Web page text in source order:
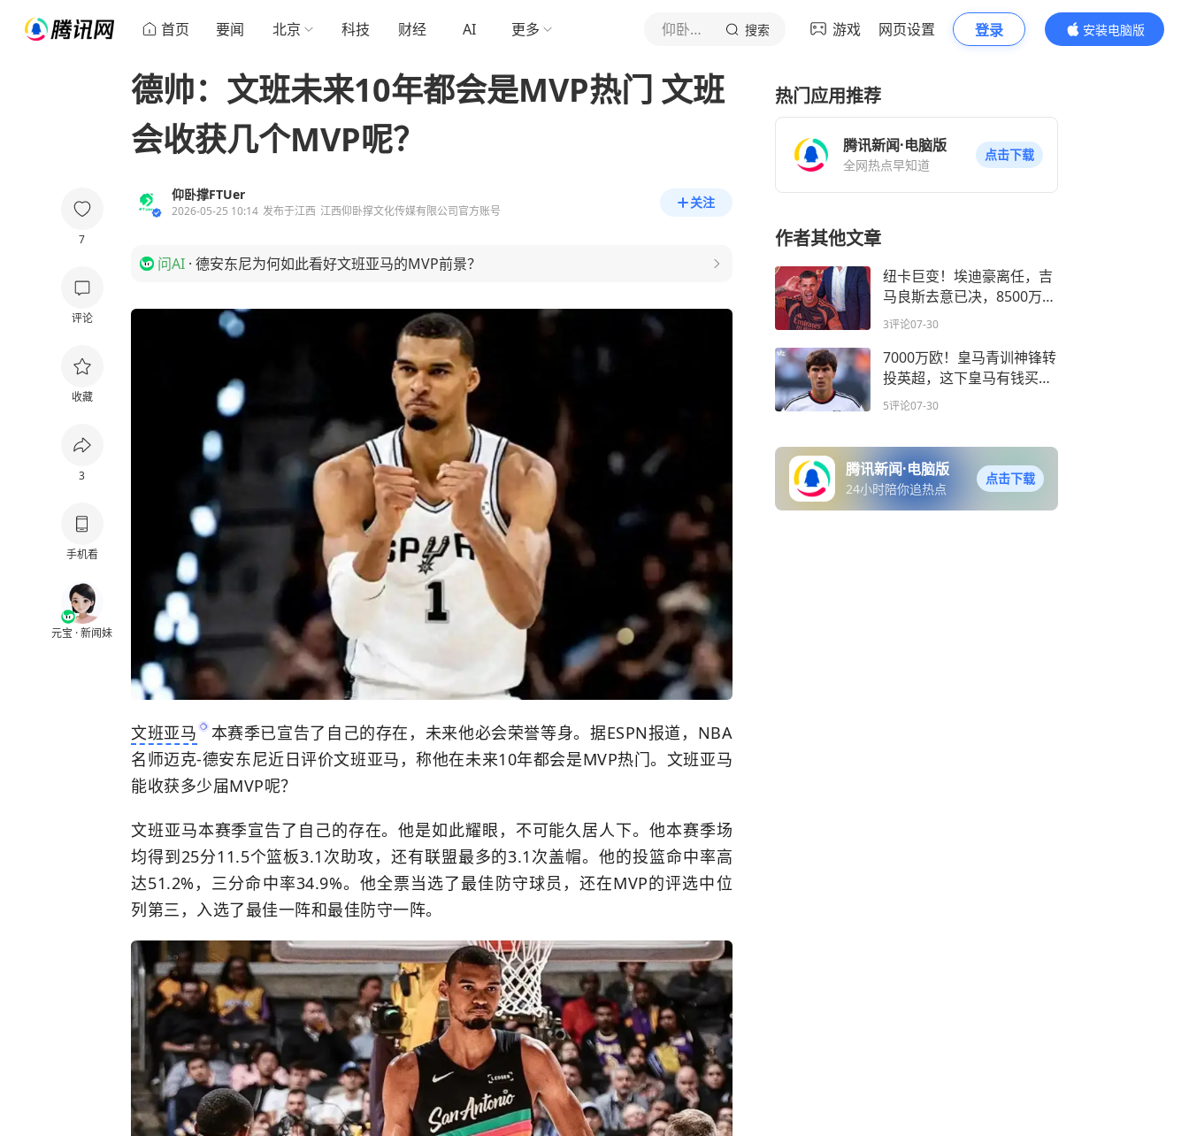
首页 要闻 北京 科技 财经 AI 更多 仰卧撑FTUer 搜索 游戏 网页设置 登录
安装电脑版
内容更精彩
7
评论
收藏
3
手机看
元宝 · 新闻妹
德帅：文班未来10年都会是MVP热门 文班
会收获几个MVP呢？
仰卧撑FTUer
2026-05-25 10:14 发布于江西 江西仰卧撑文化传媒有限公司官方账号
关注
问AI · 德安东尼为何如此看好文班亚马的MVP前景？
文班亚马
本赛季已宣告了自己的存在，未来他必会荣誉等身。据ESPN报道，NBA
名师迈克-德安东尼近日评价文班亚马，称他在未来10年都会是MVP热门。文班亚马
能收获多少届MVP呢？
文班亚马本赛季宣告了自己的存在。他是如此耀眼，不可能久居人下。他本赛季场
均得到25分11.5个篮板3.1次助攻，还有联盟最多的3.1次盖帽。他的投篮命中率高
达51.2%，三分命中率34.9%。他全票当选了最佳防守球员，还在MVP的评选中位
列第三，入选了最佳一阵和最佳防守一阵。
热门应用推荐
腾讯新闻·电脑版
全网热点早知道
点击下载
作者其他文章
纽卡巨变！埃迪豪离任，吉
马良斯去意已决，8500万镑
加盟阿森纳？
3评论07-30
7000万欧！皇马青训神锋转
投英超，这下皇马有钱买人
了！
5评论07-30
腾讯新闻·电脑版
24小时陪你追热点
点击下载